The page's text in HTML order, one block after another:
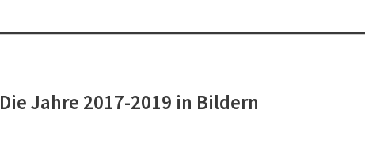
Die Jahre 2017-2019 in Bildern